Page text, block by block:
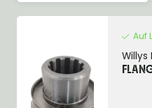
Auf
Willys